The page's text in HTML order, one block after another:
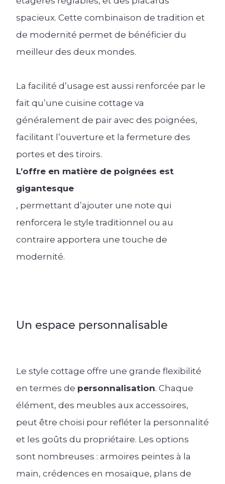
spacieux. Cette combinaison de tradition et
de modernité permet de bénéficier du
meilleur des deux mondes.
La facilité d’usage est aussi renforcée par le
fait qu’une cuisine cottage va
généralement de pair avec des poignées,
facilitant l’ouverture et la fermeture des
portes et des tiroirs.
L’offre en matière de poignées est
gigantesque
, permettant d’ajouter une note qui
renforcera le style traditionnel ou au
contraire apportera une touche de
modernité.
Un espace personnalisable
Le style cottage offre une grande flexibilité
en termes de personnalisation. Chaque
élément, des meubles aux accessoires,
peut être choisi pour refléter la personnalité
et les goûts du propriétaire. Les options
sont nombreuses : armoires peintes à la
main, crédences en mosaïque, plans de